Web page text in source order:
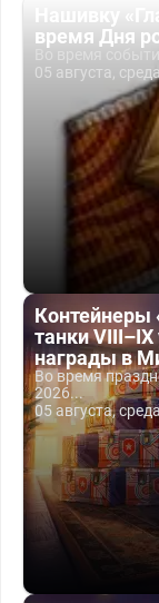
Нашивку
время Дня
Во время
05 августа,
Контейнеры
танки VIII–IX
награды в
Во время
2026...
05 августа,